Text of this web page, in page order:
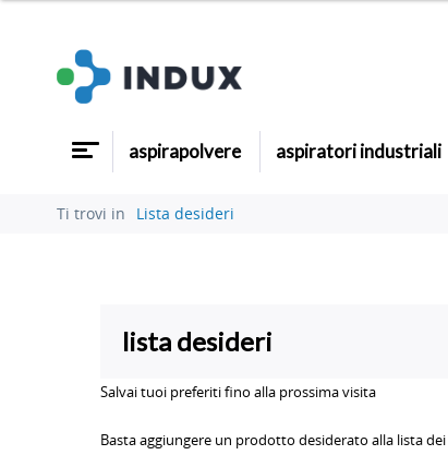
aspirapolvere aspiratori industriali
Ti trovi in Lista desideri
lista desideri
Salvai tuoi preferiti fino alla prossima visita
Basta aggiungere un prodotto desiderato alla lista